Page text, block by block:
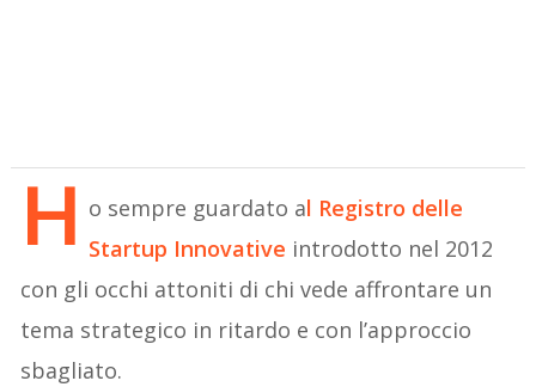
H o sempre guardato al Registro delle
Startup Innovative introdotto nel 2012
con gli occhi attoniti di chi vede affrontare un
tema strategico in ritardo e con l’approccio
sbagliato.